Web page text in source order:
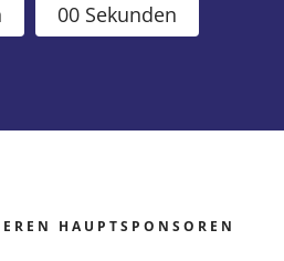
00 Sekunden
HAUPTSPONSOREN